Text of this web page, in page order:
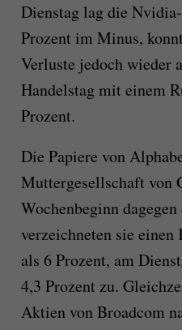
Dienstag lag die
Prozent im Minus,
Verluste jedoch wieder
Handelstag mit einem
Prozent.
Die Papiere von
Muttergesellschaft von
Wochenbeginn
verzeichneten sie
als 6 Prozent, am
4,3 Prozent zu.
Aktien von Broadcom